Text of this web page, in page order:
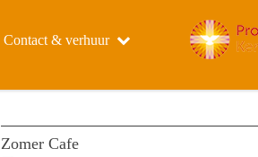
Contact & verhuur
Zomer Cafe